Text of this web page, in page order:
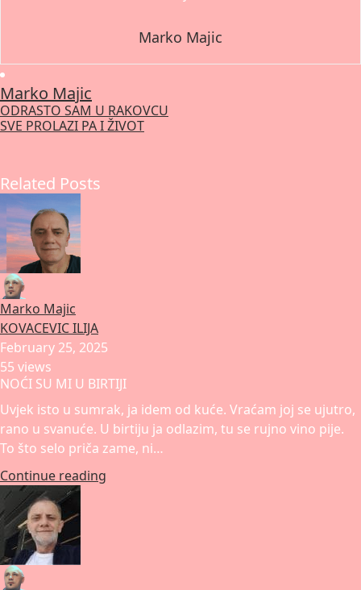
Marko Majic
Marko Majic
Post
ODRASTO SAM U RAKOVCU
SVE PROLAZI PA I ŽIVOT
Related Posts
Marko Majic
KOVACEVIC ILIJA
February 25, 2025
55 views
NOĆI SU MI U BIRTIJI
Uvjek isto u sumrak, ja idem od kuće. Vraćam joj se ujutro,
rano u svanuće. U birtiju ja odlazim, tu se rujno vino pije.
To što selo priča zame, ni…
Continue reading